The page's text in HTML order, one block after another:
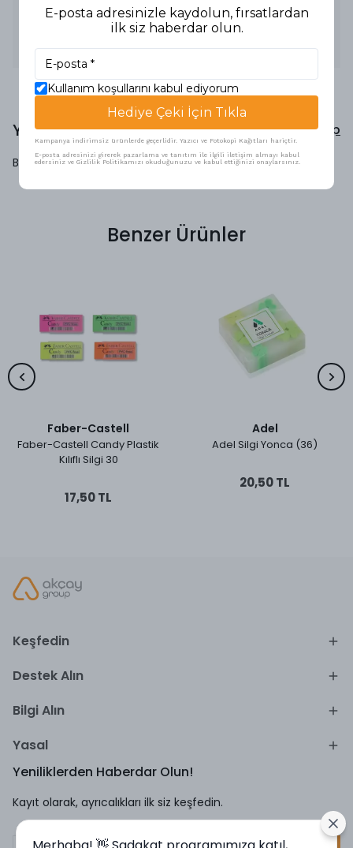
Canlı renkli şövalye temalı PVC içermeyen silgi, çocuklar
için eğlenceli ve güvenli bir seçenek, ergonomik yapısıyla
kolay kullanım sunar.
Yorumlar Yorum Yap
Bu ürün için henüz yorum yapılmamış.
Benzer Ürünler
Faber-Castell
Faber-Castell Candy Plastik
Kılıflı Silgi 30
17,50 TL
Adel
Adel Silgi Yonca (36)
20,50 TL
Keşfedin
Destek Alın
Bilgi Alın
Yasal
Yeniliklerden Haberdar Olun!
Kayıt olarak, ayrıcalıkları ilk siz keşfedin.
E-posta adresinizle kaydolun, fırsatlardan
ilk siz haberdar olun.
Kullanım koşullarını kabul ediyorum
Hediye Çeki İçin Tıkla
Kampanya indirimsiz ürünlerde geçerlidir. Yazıcı ve Fotokopi Kağıtları hariçtir.
E-posta adresinizi girerek pazarlama ve tanıtım ile ilgili iletişim almayı kabul
edersiniz ve Gizlilik Politikamızı okuduğunuzu ve kabul ettiğinizi onaylarsınız.